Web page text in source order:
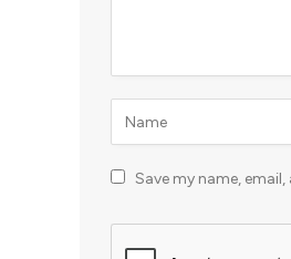
Save my name,